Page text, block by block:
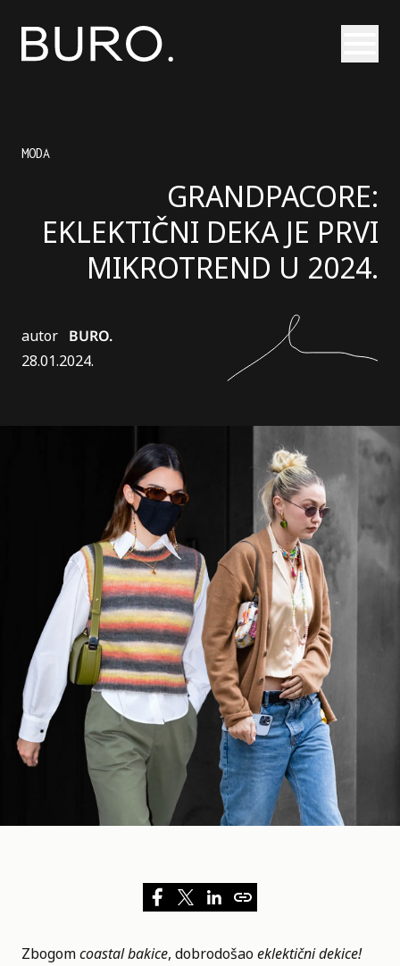
MODA
GRANDPACORE:
EKLEKTIČNI DEKA JE PRVI
MIKROTREND U 2024.
autor BURO.
28.01.2024.
Zbogomcoastal bakice, dobrodošaoeklektični dekice!